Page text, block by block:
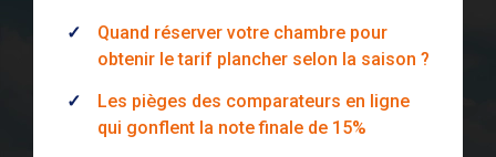
Quand réserver votre chambre pour
obtenir le tarif plancher selon la saison ?
Les pièges des comparateurs en ligne
qui gonflent la note finale de 15%